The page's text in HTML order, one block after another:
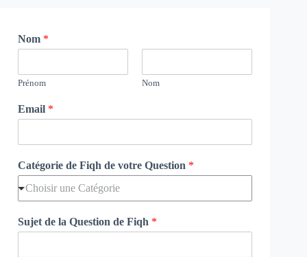
Nom *
Prénom Nom
Email *
Catégorie de Fiqh de votre Question *
Choisir une Catégorie
Sujet de la Question de Fiqh *